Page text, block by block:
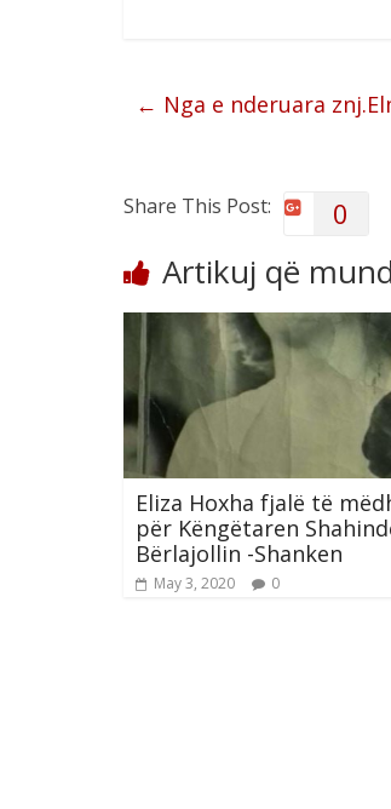
← Nga e nderuara
Share This Post: 0
Artikuj që
Eliza Hoxha fjalë të
për Këngëtaren
Bërlajollin -Shanken
May 3, 2020 0